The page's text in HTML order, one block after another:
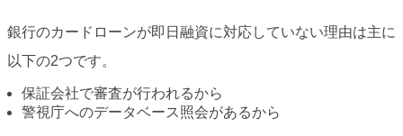
銀行のカードローンが即日融資に対応していない理由は主に
以下の2つです。
保証会社で審査が行われるから
警視庁へのデータベース照会があるから